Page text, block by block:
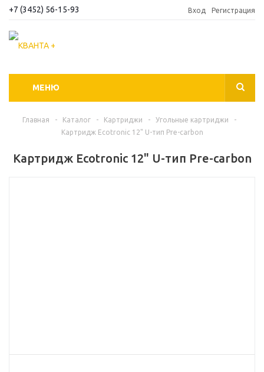
+7 (3452) 56-15-93 Вход Регистрация
МЕНЮ
Главная - Каталог - Картриджи - Угольные картриджи
-
Картридж Ecotronic 12" U-тип Pre-carbon
Картридж Ecotronic 12" U-тип Pre-carbon